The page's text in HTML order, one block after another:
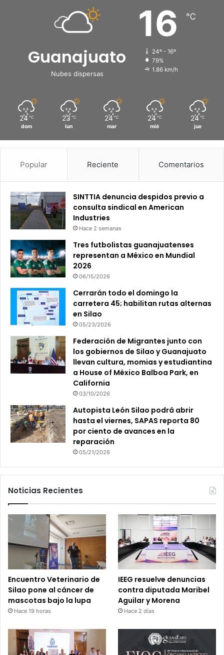
Guanajuato
Nubes dispersas
16 ℃
24º - 16º
79%
1.86 km/h
24 ℃
dom
23 ℃
lun
24 ℃
mar
24 ℃
mié
24 ℃
jue
Popular Reciente Comentarios
SINTTIA denuncia despidos previo a
consulta sindical en American
Industries
Hace 2 semanas
Tres futbolistas guanajuatenses
representan a México en Mundial
2026
06/15/2026
Cerrarán todo el domingo la
carretera 45; habilitan rutas alternas
en Silao
05/23/2026
Federación de Migrantes junto con
los gobiernos de Silao y Guanajuato
llevan cultura, momias y estudiantina
a House of México Balboa Park, en
California
03/10/2026
Autopista León Silao podrá abrir
hasta el viernes, SAPAS reporta 80
por ciento de avances en la
reparación
05/21/2026
Noticias Recientes
Encuentro Veterinario de
Silao pone al cáncer de
mascotas bajo la lupa
Hace 19 horas
IEEG resuelve denuncias
contra diputada Maribel
Aguilar y Morena
Hace 2 días